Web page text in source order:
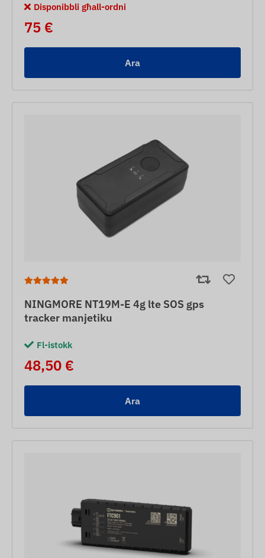
Disponibbli għall-ordni
75 €
Ara
NINGMORE NT19M-E 4g lte SOS gps
tracker manjetiku
Fl-istokk
48,50 €
Ara